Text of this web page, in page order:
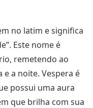
no latim e significa
Este nome é
remetendo ao
a noite. Vespera é
possui uma aura
que brilha com sua